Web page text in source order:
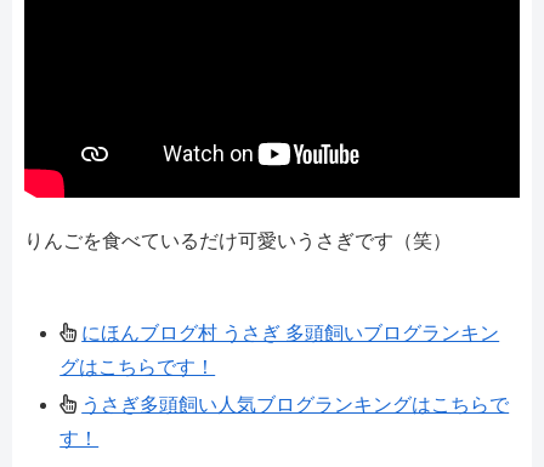
りんごを食べているだけ可愛いうさぎです（笑）
にほんブログ村 うさぎ 多頭飼いブログランキン
グはこちらです！
うさぎ多頭飼い人気ブログランキングはこちらで
す！